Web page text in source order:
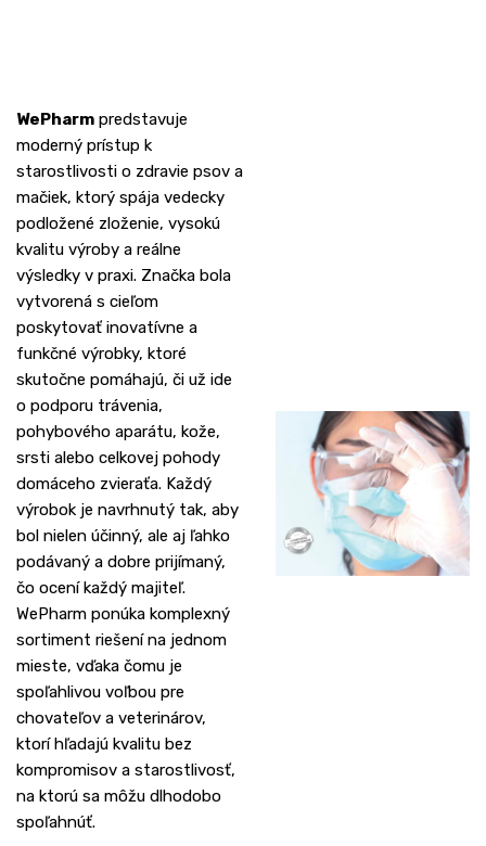
WePharm predstavuje
moderný prístup k
starostlivosti o zdravie psov a
mačiek, ktorý spája vedecky
podložené zloženie, vysokú
kvalitu výroby a reálne
výsledky v praxi. Značka bola
vytvorená s cieľom
poskytovať inovatívne a
funkčné výrobky, ktoré
skutočne pomáhajú, či už ide
o podporu trávenia,
pohybového aparátu, kože,
srsti alebo celkovej pohody
domáceho zvieraťa. Každý
výrobok je navrhnutý tak, aby
bol nielen účinný, ale aj ľahko
podávaný a dobre prijímaný,
čo ocení každý majiteľ.
WePharm ponúka komplexný
sortiment riešení na jednom
mieste, vďaka čomu je
spoľahlivou voľbou pre
chovateľov a veterinárov,
ktorí hľadajú kvalitu bez
kompromisov a starostlivosť,
na ktorú sa môžu dlhodobo
spoľahnúť.